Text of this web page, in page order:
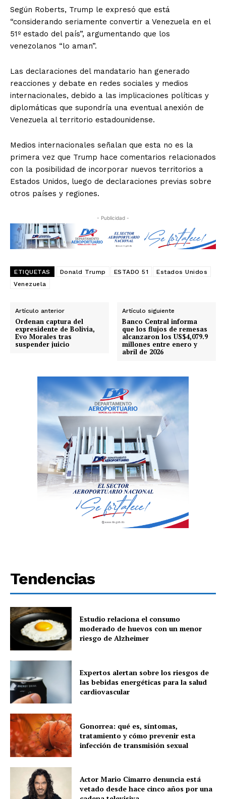
Según Roberts, Trump le expresó que está
“considerando seriamente convertir a Venezuela en el
51º estado del país”, argumentando que los
venezolanos “lo aman”.
Las declaraciones del mandatario han generado
reacciones y debate en redes sociales y medios
internacionales, debido a las implicaciones políticas y
diplomáticas que supondría una eventual anexión de
Venezuela al territorio estadounidense.
Medios internacionales señalan que esta no es la
primera vez que Trump hace comentarios relacionados
con la posibilidad de incorporar nuevos territorios a
Estados Unidos, luego de declaraciones previas sobre
otros países y regiones.
- Publicidad -
ETIQUETAS Donald Trump ESTADO 51
Estados Unidos
Venezuela
Artículo anterior
Ordenan captura del
expresidente de Bolivia,
Evo Morales tras
suspender juicio
Artículo siguiente
Banco Central informa
que los flujos de remesas
alcanzaron los US$4,079.9
millones entre enero y
abril de 2026
Tendencias
Estudio relaciona el consumo
moderado de huevos con un menor
riesgo de Alzheimer
Expertos alertan sobre los riesgos de
las bebidas energéticas para la salud
cardiovascular
Gonorrea: qué es, síntomas,
tratamiento y cómo prevenir esta
infección de transmisión sexual
Actor Mario Cimarro denuncia está
vetado desde hace cinco años por una